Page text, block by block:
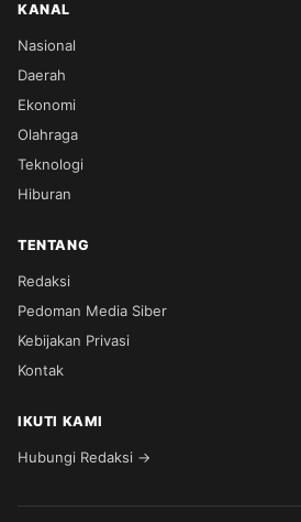
KANAL
Nasional
Daerah
Ekonomi
Olahraga
Teknologi
Hiburan
TENTANG
Redaksi
Pedoman Media Siber
Kebijakan Privasi
Kontak
IKUTI KAMI
Hubungi Redaksi →